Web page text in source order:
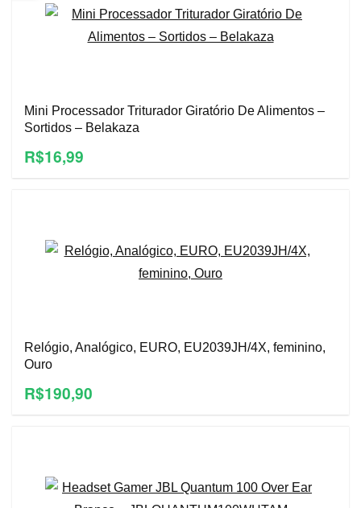
Mini Processador Triturador Giratório De Alimentos –
Sortidos – Belakaza
R$16,99
Relógio, Analógico, EURO, EU2039JH/4X, feminino,
Ouro
R$190,90